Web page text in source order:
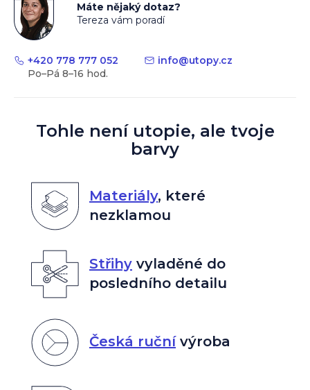
Máte nějaký dotaz?
Tereza vám poradí
+420 778 777 052 info@utopy.cz
Tohle není utopie, ale tvoje
barvy
Materiály, které
nezklamou
Střihyvyladěné do
posledního detailu
Česká ručnívýroba